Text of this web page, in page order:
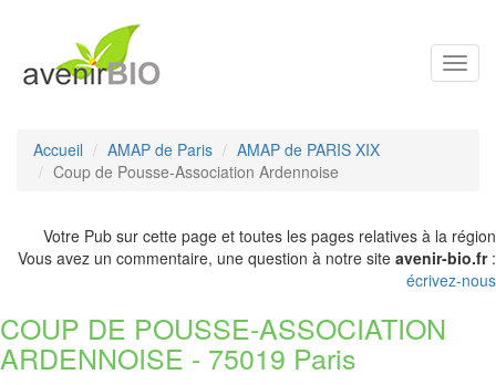
Accueil AMAP de Paris
AMAP de PARIS XIX
Coup de Pousse-Association Ardennoise
Votre Pub sur cette page et toutes les pages relatives à la région
Vous avez un commentaire, une question à notre site avenir-bio.fr:
écrivez-nous
COUP DE POUSSE-ASSOCIATION
ARDENNOISE - 75019 Paris